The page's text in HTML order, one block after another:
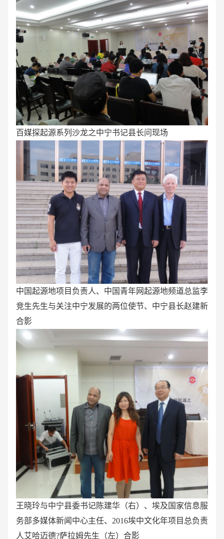
百媒探起源系列沙龙之中宁书记县长问现场
中国起源地项目负责人、中国青年网起源地频道总监李
竞生先生与关注中宁发展的两位使节、中宁县长赵建新
合影
王晓玲与中宁县委书记陈建华（右）、埃及国家信息服
务部多媒体新闻中心主任、2016埃中文化年项目总负责
人艾哈迈德?萨拉姆先生（左）合影